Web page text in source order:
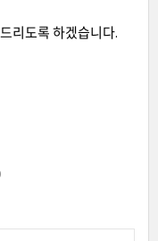
리도록 하겠습니다.